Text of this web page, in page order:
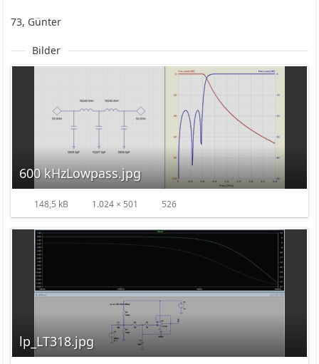
73, Günter
Bilder
600 kHzLowpass.jpg
148,5 kB 1.024 × 501 526
lp_LT318.jpg